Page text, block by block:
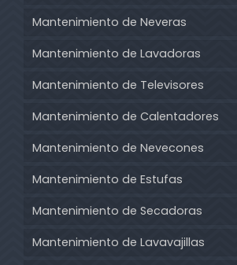
Mantenimiento de Neveras
Mantenimiento de Lavadoras
Mantenimiento de Televisores
Mantenimiento de Calentadores
Mantenimiento de Nevecones
Mantenimiento de Estufas
Mantenimiento de Secadoras
Mantenimiento de Lavavajillas